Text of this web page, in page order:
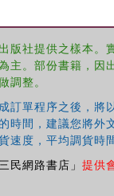
版社提供之樣本。
主。部份書籍，因
調整。
訂單程序之後，將
時間，建議您將外
速度，平均調貨時
民網路書店」 提供